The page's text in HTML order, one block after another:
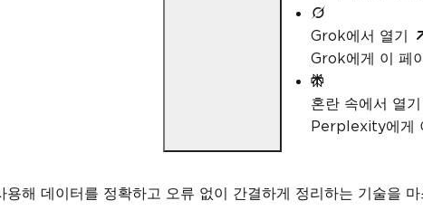
Grok에서 열기
Grok에게 이 페
혼란 속에서 열기
Perplexity에게
해 데이터를 정확하고 오류 없이 간결하게 정리하는 기술을 마